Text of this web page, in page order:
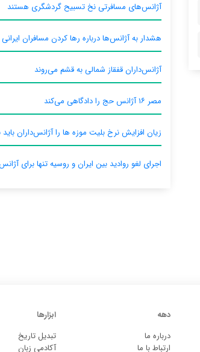
آژانس‌های مسافرتی نخ تسبیح گردشگری هستند
هشدار به آژانس‌ها درباره رها کردن مسافران
آژانس‌داران قفقاز شمالی به قشم می‌روند
مصر ۱۶ آژانس حج را دادگاهی می‌کند
زیان افزایش نرخ بلیت موزه ها را آژانس‌داران باید
اجرای لغو روادید بین ایران و روسیه تنها برای
دهه
درباره ما
ارتباط با ما
ابزارها
تبدیل تاریخ
آکادمی زبان